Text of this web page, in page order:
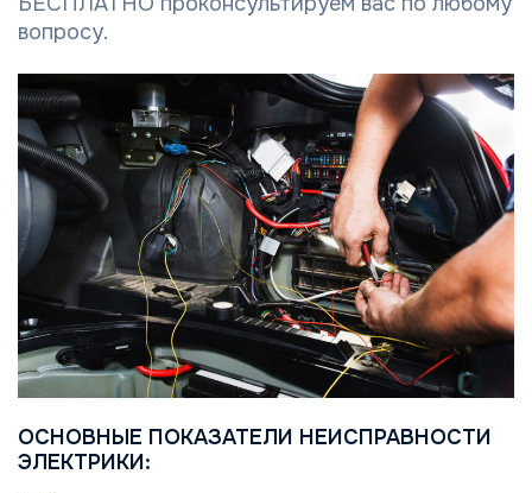
вопросу.
ОСНОВНЫЕ ПОКАЗАТЕЛИ НЕИСПРАВНОСТИ
ЭЛЕКТРИКИ: